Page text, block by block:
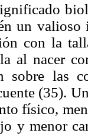
un
con la
al nacer
sobre las
(35).
físico,
y menor